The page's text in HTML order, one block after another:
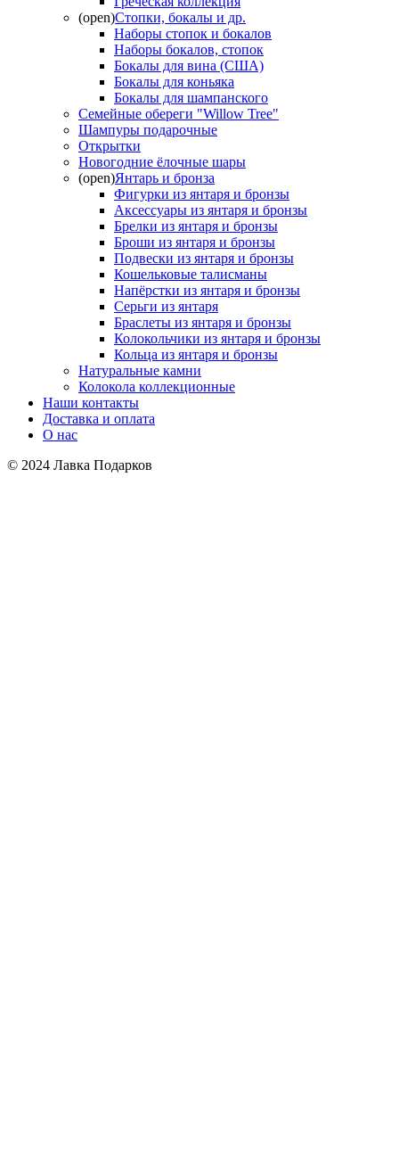
(open)Стопки, бокалы и др.
Наборы стопок и бокалов
Наборы бокалов, стопок
Бокалы для вина (США)
Бокалы для коньяка
Бокалы для шампанского
Семейные обереги "Willow Tree"
Шампуры подарочные
Открытки
Новогодние ёлочные шары
(open)Янтарь и бронза
Фигурки из янтаря и бронзы
Аксессуары из янтаря и бронзы
Брелки из янтаря и бронзы
Броши из янтаря и бронзы
Подвески из янтаря и бронзы
Кошельковые талисманы
Напёрстки из янтаря и бронзы
Серьги из янтаря
Браслеты из янтаря и бронзы
Колокольчики из янтаря и бронзы
Кольца из янтаря и бронзы
Натуральные камни
Колокола коллекционные
Наши контакты
Доставка и оплата
О нас
© 2024 Лавка Подарков